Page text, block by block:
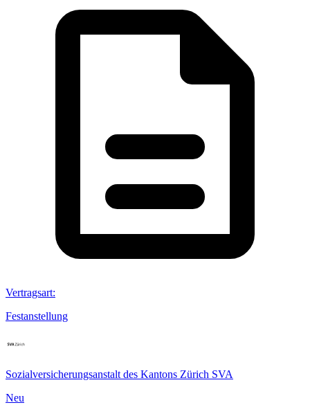
Vertragsart:
Festanstellung
Sozialversicherungsanstalt des Kantons Zürich SVA
Neu